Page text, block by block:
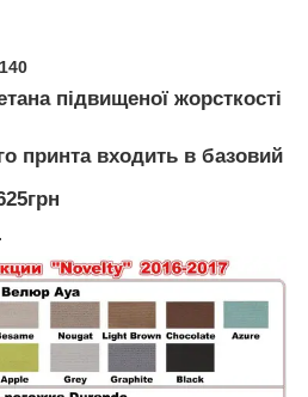
підвищеної жорсткості
принта входить в базовий